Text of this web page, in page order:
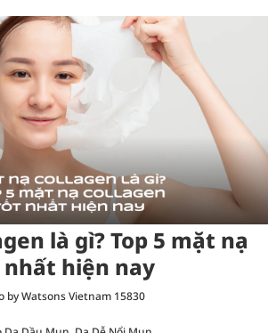
là gì? Top 5 mặt nạ
hiện nay
by Watsons Vietnam 15830